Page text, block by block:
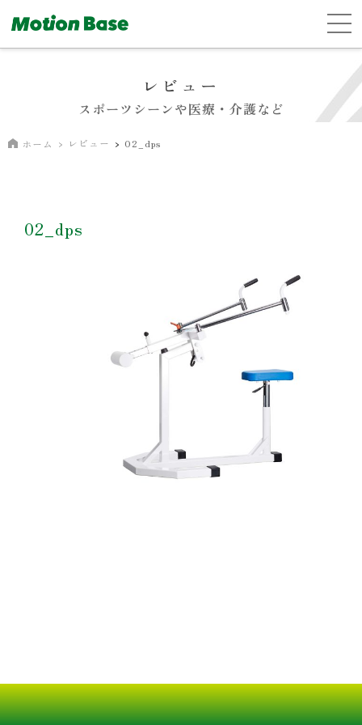
レビュー
スポーツシーンや医療・介護など
ホーム レビュー 02_dps
02_dps